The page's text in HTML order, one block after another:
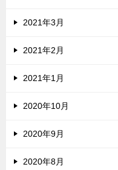
2021年3月
2021年2月
2021年1月
2020年10月
2020年9月
2020年8月